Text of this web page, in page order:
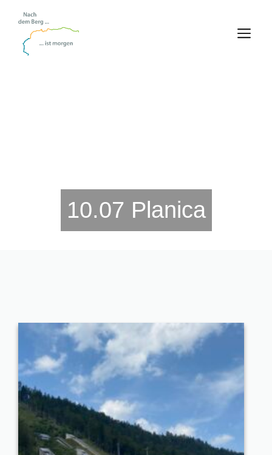
Inhalt
springen
10.07 Planica